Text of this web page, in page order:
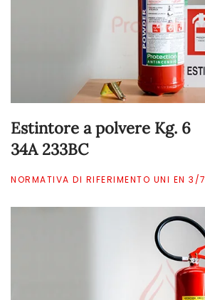
Estintore a polvere Kg. 6
34A 233BC
NORMATIVA DI RIFERIMENTO UNI EN 3/7